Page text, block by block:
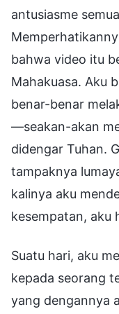
antusiasme
bahwa video itu
Mahakuasa. Aku
benar-benar
—seakan-akan
didengar Tuhan.
tampaknya
kalinya aku
kesempatan, aku
Suatu hari, aku
kepada seorang
yang dengannya